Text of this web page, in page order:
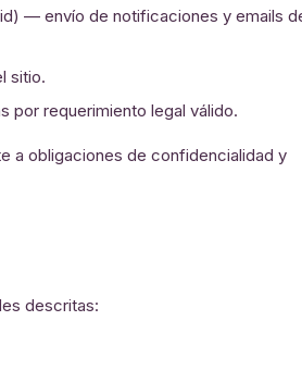
— envío de notificaciones y emails
sitio.
por requerimiento legal válido.
a obligaciones de confidencialidad y
descritas: